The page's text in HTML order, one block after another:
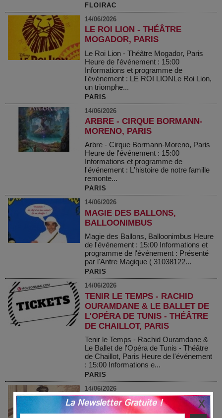
FLOIRAC
14/06/2026
LE ROI LION - THÉÂTRE
MOGADOR, PARIS
Le Roi Lion - Théâtre Mogador, Paris
Heure de l'événement : 15:00
Informations et programme de
l'événement : LE ROI LIONLe Roi Lion,
un triomphe...
PARIS
14/06/2026
ARBRE - CIRQUE BORMANN-
MORENO, PARIS
Arbre - Cirque Bormann-Moreno, Paris
Heure de l'événement : 15:00
Informations et programme de
l'événement : L'histoire de notre famille
remonte...
PARIS
14/06/2026
MAGIE DES BALLONS,
BALLOONIMBUS
Magie des Ballons, Balloonimbus Heure
de l'événement : 15:00 Informations et
programme de l'événement : Présenté
par l'Antre Magique ( 31038122...
PARIS
14/06/2026
TENIR LE TEMPS - RACHID
OURAMDANE & LE BALLET DE
L'OPÉRA DE TUNIS - THÉÂTRE
DE CHAILLOT, PARIS
Tenir le Temps - Rachid Ouramdane &
Le Ballet de l'Opéra de Tunis - Théâtre
de Chaillot, Paris Heure de l'événement
: 15:00 Informations e...
PARIS
14/06/2026
COLLECTION PERMANENTE -
MUSÉE DE LA MUSIQUE
La Newsletter Gratuite !